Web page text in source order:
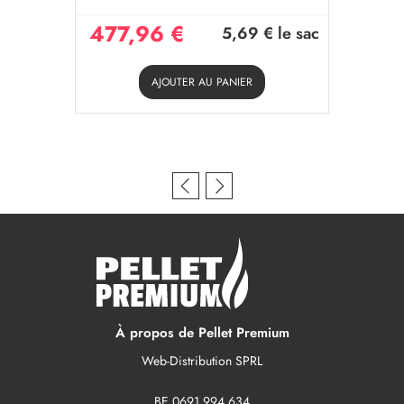
477,96 € 5,69 € le sac
AJOUTER AU PANIER
À propos de Pellet Premium
Web-Distribution SPRL